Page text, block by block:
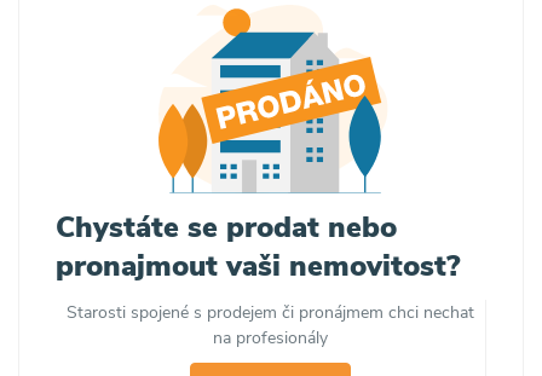
Chystáte se prodat nebo
pronajmout vaši nemovitost?
Starosti spojené s prodejem či pronájmem chci nechat
na profesionály